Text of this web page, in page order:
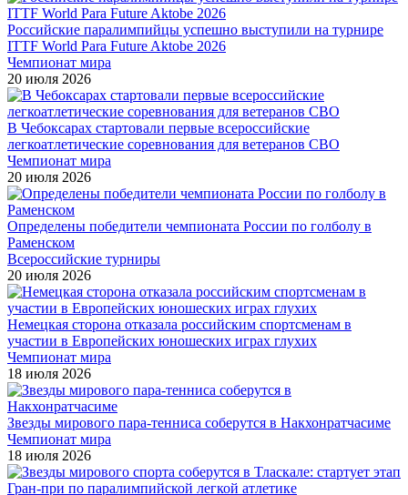
Российские паралимпийцы успешно выступили на турнире
ITTF World Para Future Aktobe 2026
Чемпионат мира
20 июля 2026
В Чебоксарах стартовали первые всероссийские
легкоатлетические соревнования для ветеранов СВО
Чемпионат мира
20 июля 2026
Определены победители чемпионата России по голболу в
Раменском
Всероссийские турниры
20 июля 2026
Немецкая сторона отказала российским спортсменам в
участии в Европейских юношеских играх глухих
Чемпионат мира
18 июля 2026
Звезды мирового пара-тенниса соберутся в Накхонратчасиме
Чемпионат мира
18 июля 2026